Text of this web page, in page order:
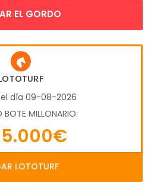
EL GORDO
día 09-08-2026
BOTE MILLONARIO:
LOTOTURF